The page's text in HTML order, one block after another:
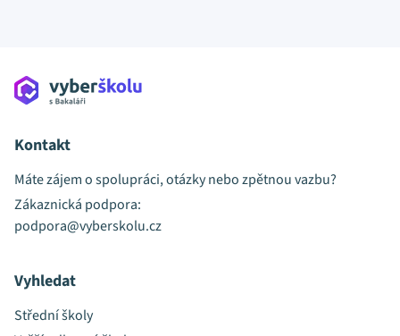
Kontakt
Máte zájem o spolupráci, otázky nebo zpětnou vazbu?
Zákaznická podpora:
podpora@vyberskolu.cz
Vyhledat
Střední školy